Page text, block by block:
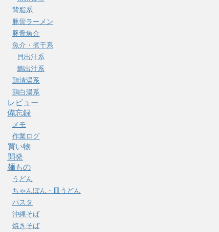
背脂系
豚骨ラーメン
豚骨魚介
魚介・煮干系
貝出汁系
鯛出汁系
鶏清湯系
鶏白湯系
レビュー
備忘録
メモ
作業ログ
買い物
開発
麺もの
うどん
ちゃんぽん・皿うどん
パスタ
沖縄そば
焼きそば